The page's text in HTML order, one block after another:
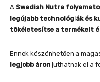
A Swedish Nutra
legújabb technológiák és
tökéletesítse a termékeit
Ennek köszönhetően a
legjobb áron juthatnak el a